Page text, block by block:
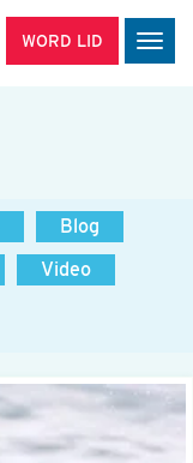
WORD LID
Blog
Video